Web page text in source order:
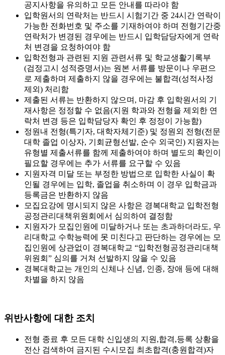
공지사항을 유의하고 모든 안내를 따라야 함
입학원서의 연락처는 반드시 시험기간 중 24시간 연락이
가능한 전화번호 및 주소를 기재하여야 하며 전형기간중
연락처가 변경된 경우에는 반드시 입학담당자에게 연락
처 변경을 요청하여야 함
입학전형과 관련된 지원 관련서류 및 학교생활기록부
(검정고시 성적증명서)는 원본 서류를 방문이나 우편으
로 제출하며 제출하지 않을 경우에는 불합격(성적사정
제외) 처리함
제출된 서류는 반환하지 않으며, 마감 후 입학원서의 기
재사항은 정정할 수 없음(지원 학과와 전형을 제외한 연
락처 변경 등은 입학담당자 확인 후 정정이 가능함)
정원내 전형(특기자, 대학자체기준) 및 정원외 전형(전문
대학 졸업 이상자, 기회균형선발, 순수 외국인) 지원자는
유형별 제출서류를 함께 제출하여야 하며 별도의 확인이
필요할 경우에는 추가 서류를 요구할 수 있음
지원자격 미달 또는 부정한 방법으로 입학한 사실이 확
인될 경우에는 입학, 졸업을 취소하며 이 경우 입학금과
등록금은 반환하지 않음
모집요강에 명시되지 않은 사항은 경복대학교 입학전형
공정관리대책위원회에서 심의하여 결정함
지원자가 모집인원에 미달하거나 또는 초과하더라도, 우
리대학교 수학능력에 못 미친다고 판단하는 경우에는 모
집인원에 상관없이 경복대학교 “입학전형공정관리대책
위원회” 심의를 거쳐 선발하지 않을 수 있음
경복대학교는 개인의 신체나 신념, 인종, 장애 등에 대해
차별을 하지 않음
위반사항에 대한 조치
전형 종료 후 모든 대학 신입생의 지원,합격,등록 상황을
전산 검색하여 금지된 수시모집 최초합격(충원합격)자